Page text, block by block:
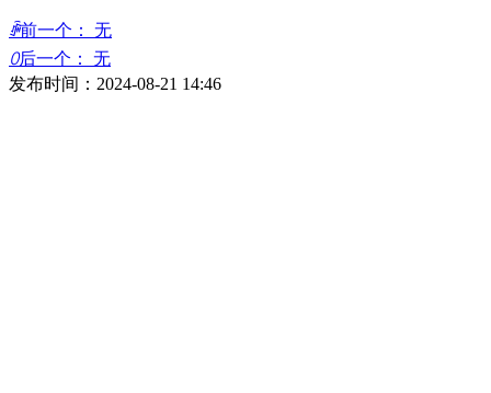
ꄴ前一个：
无
ꄲ后一个：
无
发布时间： 2024-08-21 14:46